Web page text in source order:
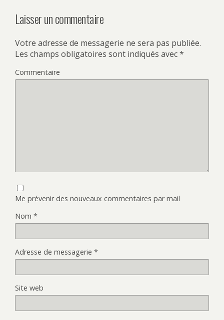
Laisser un commentaire
Votre adresse de messagerie ne sera pas publiée.
Les champs obligatoires sont indiqués avec*
Commentaire
Me prévenir des nouveaux commentaires par mail
Nom *
Adresse de messagerie *
Site web